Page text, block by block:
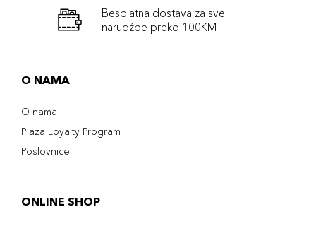
Besplatna dostava za sve
narudźbe preko 100KM
O NAMA
O nama
Plaza Loyalty Program
Poslovnice
ONLINE SHOP